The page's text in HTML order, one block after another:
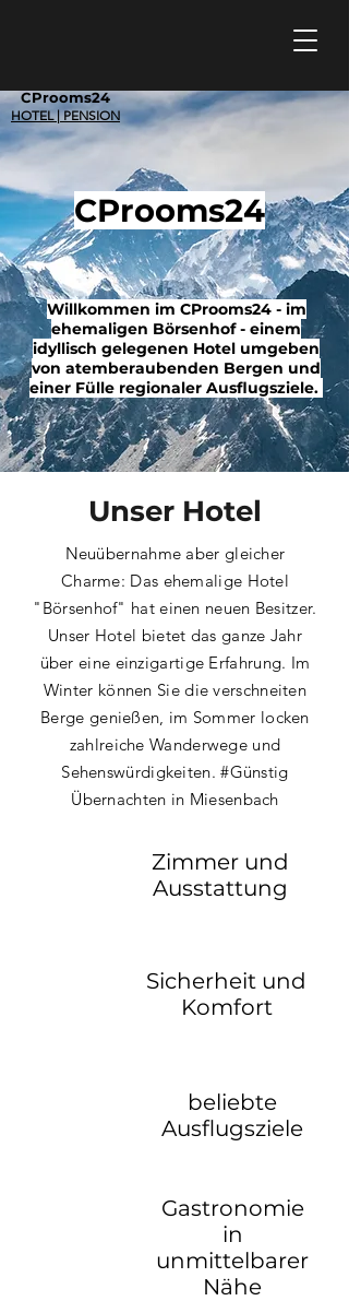
CProoms24
HOTEL| PENSION
CProoms24
Willkommen im CProoms24 - im
ehemaligen Börsenhof - einem
idyllisch gelegenen Hotel umgeben
von atemberaubenden Bergen und
einer Fülle regionaler Ausflugsziele.
Unser Hotel
Neuübernahme aber gleicher
Charme: Das ehemalige Hotel
"Börsenhof" hat einen neuen Besitzer.
Unser Hotel bietet das ganze Jahr
über eine einzigartige Erfahrung. Im
Winter können Sie die verschneiten
Berge genießen, im Sommer locken
zahlreiche Wanderwege und
Sehenswürdigkeiten. #Günstig
Übernachten in Miesenbach
Zimmer und
Ausstattung
Sicherheit und
Komfort
beliebte
Ausflugsziele
Gastronomie
in
unmittelbarer
Nähe